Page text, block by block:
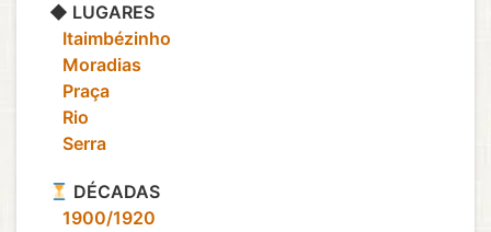
◆ LUGARES
‎ ‎ ‎ Itaimbézinho
‎ ‎ ‎ Moradias
‎ ‎ ‎ Praça
‎ ‎ ‎ Rio
‎ ‎ ‎ Serra
DÉCADAS
‎ ‎ ‎ 1900/1920